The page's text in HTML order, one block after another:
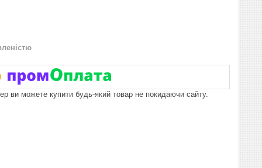
ви можете купити будь-який товар не покидаючи сайту.